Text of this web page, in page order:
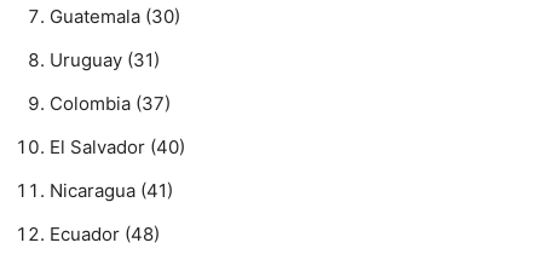
Guatemala (30)
Uruguay (31)
Colombia (37)
El Salvador (40)
Nicaragua (41)
Ecuador (48)